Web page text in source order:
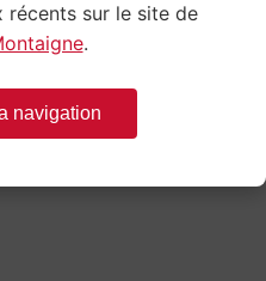
13 octobre…
récents sur le site de
.
navigation